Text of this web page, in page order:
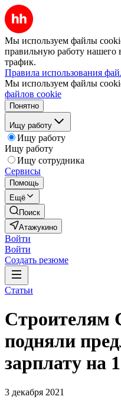
Мы используем файлы
правильную работу нашего
трафик.
Правила использования
Мы используем файлы
файлов cookie
Понятно
Ищу работу
Ищу работу
Ищу работу
Ищу сотрудника
Сервисы
Помощь
Ещё
Поиск
Атажукино
Войти
Войти
Создать резюме
Статьи
Строителям
подняли
зарплату на
3 декабря 2021